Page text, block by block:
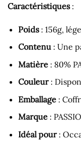
Caractéristiques:
Poids: 156g,
Contenu: Une
Matière: 80%
Couleur:
Emballage:
Marque:
Idéal pour: